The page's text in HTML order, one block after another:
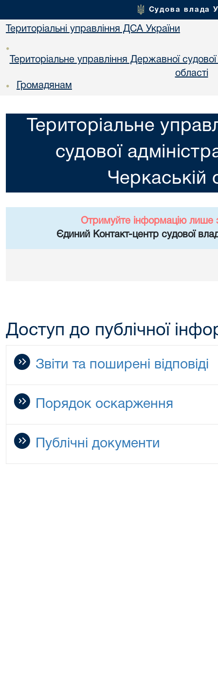
Судова влада
Територіальні управління ДСА України
•
Територіальне управління Державної судової
областi
• Громадянам
Територіальне
судової
Черкаській
Отримуйте інформацію лише
Єдиний Контакт-центр судової
Доступ до публічної
Звіти та поширені відповіді
Порядок оскарження
Публічні документи